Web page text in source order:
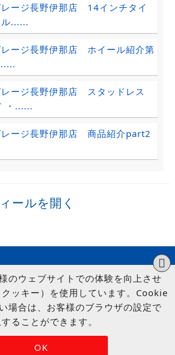
レージ長野伊那店 14インチタイ
......
レージ長野伊那店 ホイール紹介第
レージ長野伊那店 スタッドレス
・......
レージ長野伊那店 商品紹介part2
ールを開く
GROUP Co., Ltd.
OK
のウェブサイトでの体験を向上させ
ッキー）を使用しています。Cookie
場合は、お客様のブラウザの設定で
ることができます。